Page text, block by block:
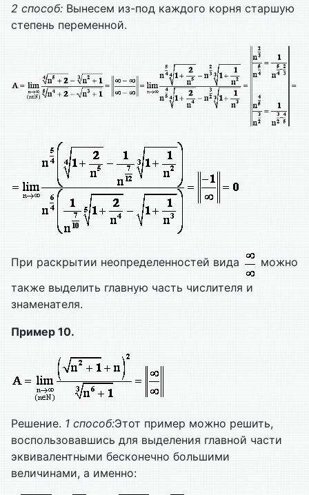
2 способ: Вынесем из-под каждого корня старшую
степень переменной.
При раскрытии неопределенностей вида
можно
также выделить главную часть числителя и
знаменателя.
Пример 10.
Решение. 1 способ:Этот пример можно решить,
воспользовавшись для выделения главной части
эквивалентными бесконечно большими
величинами, а именно: